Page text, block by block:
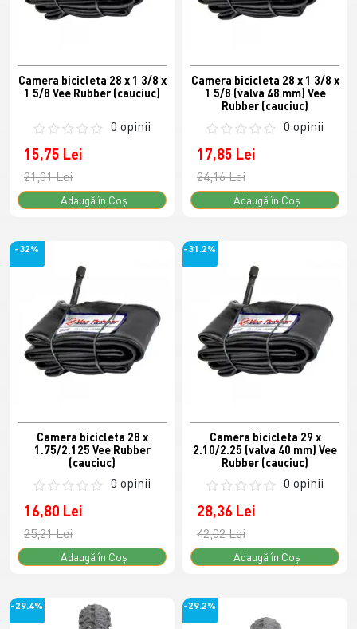
Camera bicicleta 28 x 1 3/8 x
1 5/8 Vee Rubber (cauciuc)
0 opinii
15,75 Lei
21,01 Lei
Adaugă în Coş
Camera bicicleta 28 x 1 3/8 x
1 5/8 (valva 48 mm) Vee
Rubber (cauciuc)
0 opinii
17,85 Lei
24,16 Lei
Adaugă în Coş
-32%
Camera bicicleta 28 x
1.75/2.125 Vee Rubber
(cauciuc)
0 opinii
16,80 Lei
25,21 Lei
Adaugă în Coş
-31.2%
Camera bicicleta 29 x
2.10/2.25 (valva 40 mm) Vee
Rubber (cauciuc)
0 opinii
28,36 Lei
42,02 Lei
Adaugă în Coş
-29.4% -29.2%